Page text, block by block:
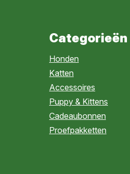
Categorieën
Honden
Katten
Accessoires
Puppy & Kittens
Cadeaubonnen
Proefpakketten